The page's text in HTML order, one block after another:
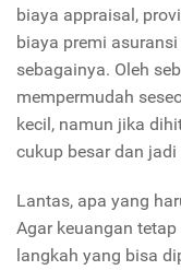
biaya appraisal,
biaya premi
sebagainya. Oleh
mempermudah
kecil, namun jika
cukup besar dan
Lantas, apa yang
Agar keuangan
langkah yang bisa